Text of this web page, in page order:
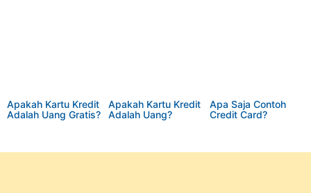
Apakah Kartu Kredit
Adalah Uang Gratis?
Apakah Kartu Kredit
Adalah Uang?
Apa Saja Contoh
Credit Card?